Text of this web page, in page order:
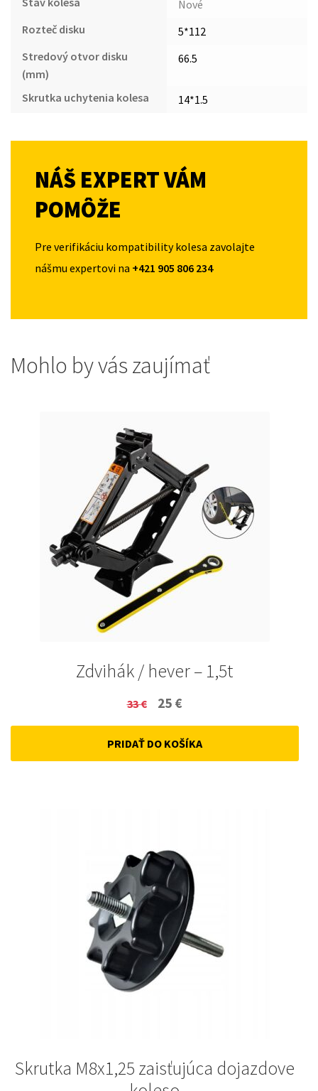
Nové
Rozteč disku
5*112
Stredový otvor disku
(mm)
66.5
Skrutka uchytenia kolesa 14*1.5
NÁŠ EXPERT VÁM
POMÔŽE
Pre verifikáciu kompatibility kolesa zavolajte
nášmu expertovi na +421 905 806 234
Mohlo by vás zaujímať
Zdvihák / hever – 1,5t
33€
Original
price
was:
25 €
price
is:
PRIDAŤ DO KOŠÍKA
Skrutka M8x1,25 zaisťujúca dojazdove